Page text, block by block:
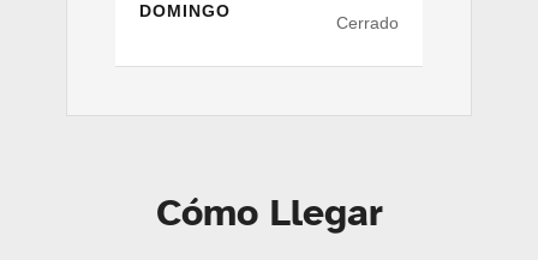
DOMINGO
Cerrado
Cómo Llegar